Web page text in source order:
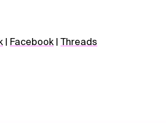
Facebook Threads